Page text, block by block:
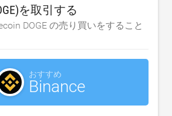
を取引する
DOGE の売り買いをすること
おすすめ
Binance